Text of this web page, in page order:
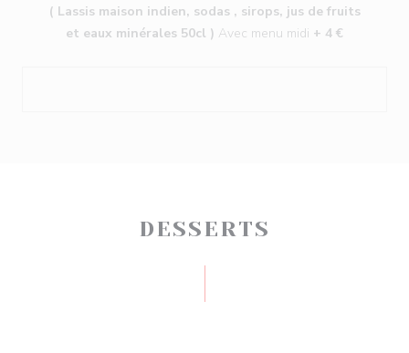
( Lassis maison indien, sodas , sirops, jus de fruits
et eaux minérales 50cl ) Avec menu midi + 4 €
DESSERTS